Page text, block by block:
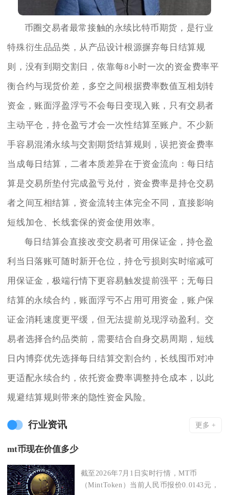
币圈交易者最常接触的永续比特币期货，是行业
特殊衍生品品类，从产品设计根源摒弃每日结算规
则，没有到期交割日，依靠每8小时一次的资金费率平
衡合约与现货价差，多空之间根据费率数值互相划转
资金，账面浮盈浮亏不会每日变现入账，只有交易者
主动平仓，持仓盈亏才会一次性结算至账户。不少新
手容易混淆永续与交割期货结算规则，误把资金费率
当成每日结算，二者本质差异在于资金流向：每日结
算是交易所垫付完成盈亏兑付，资金费率是持仓交易
者之间互相结算，资金流转主体完全不同，直接影响
短线加仓、长线套保的资金使用效率。
每日结算会直接改变交易者可用保证金，持仓盈
利当日落账可随时新开仓位，持仓亏损则实时缩减可
用保证金，极端行情下更容易触发提前强平；无每日
结算的永续合约，账面浮亏不占用可用资金，账户保
证金消耗速度更平缓，但无法提前兑现浮动盈利。交
易者选择合约品类前，需要结合自身交易周期，短线
日内博弈优先选择每日结算交割合约，长线囤币对冲
更适配永续合约，依托资金费率调整持仓成本，以此
规避结算规则带来的隐性资金风险。
行业资讯 更多 +
mt币现在价值多少
截至2026年7月1日实时行情，MT币
（MintToken）当前人民币报价0.0143元，